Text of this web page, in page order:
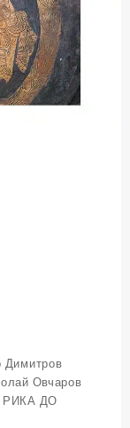
Овчаров
РИКА ДО